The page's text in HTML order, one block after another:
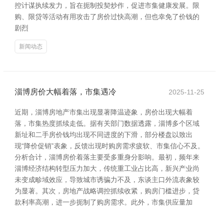
控计谋执续发力，旨在扼制投契炒作，促进市集健康发展。限
购、限贷等活动有用攻击了房价过快高潮，但也幸免了价钱的
剧烈
新闻动态
淄博房价大幅着落，市集遇冷 2025-11-25
近期，淄博房地产市集出现显著降温迹象，房价出现大幅着
落，市集热度抓续走低。据有关部门数据透露，淄博多个区域
新址和二手房价钱均出现不同进度的下滑，部分楼盘以致出
现“降价促销”表象，反馈出现时购房需求疲软、市集信心不及。
分析合计，淄博房价着落主要受多重身分影响。最初，频年来
淄博经济结构转型压力加大，传统重工业占比高，新兴产业尚
未变成畛域效应，导致城市诱骗力不及，东谈主口外流表象较
为显著。其次，房地产战略调控抓续收紧，购房门槛进步，贷
款利率高潮，进一步扼制了购房需求。此外，市集供应量加